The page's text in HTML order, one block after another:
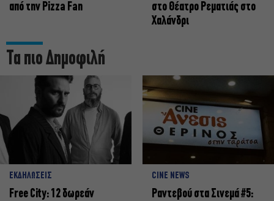
από την Pizza Fan
στο Θέατρο Ρεματιάς στο
Χαλάνδρι
Τα πιο Δημοφιλή
ΕΚΔΗΛΩΣΕΙΣ
Free City: 12 δωρεάν
CINE NEWS
Ραντεβού στα Σινεμά #5: